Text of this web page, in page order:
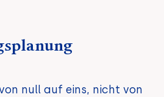
null auf eins, nicht von